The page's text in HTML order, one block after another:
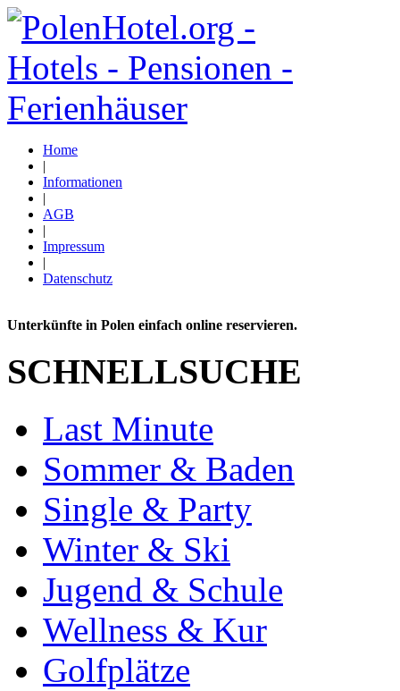
Home
|
Informationen
|
AGB
|
Impressum
|
Datenschutz
Unterkünfte in Polen einfach online reservieren.
SCHNELLSUCHE
Last Minute
Sommer & Baden
Single & Party
Winter & Ski
Jugend & Schule
Wellness & Kur
Golfplätze